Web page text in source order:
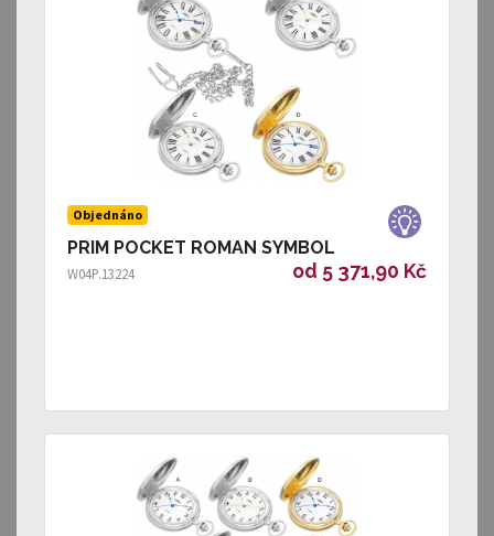
Objednáno
PRIM POCKET ROMAN SYMBOL
W04P.13224 od 5 371,90 Kč